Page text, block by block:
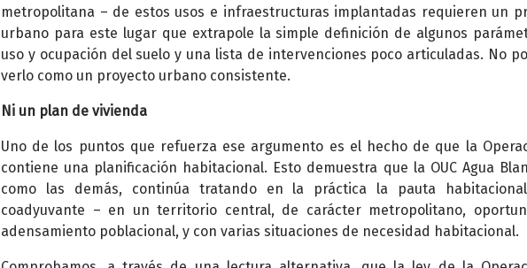
metropolitana – de estos usos e infraestructuras implantadas requieren un
urbano para este lugar que extrapole la simple definición de algunos
uso y ocupación del suelo y una lista de intervenciones poco articuladas. No
verlo como un proyecto urbano consistente.
Ni un plan de vivienda
Uno de los puntos que refuerza ese argumento es el hecho de que la
contiene una planificación habitacional. Esto demuestra que la OUC Agua
como las demás, continúa tratando en la práctica la pauta
coadyuvante – en un territorio central, de carácter metropolitano,
adensamiento poblacional, y con varias situaciones de necesidad habitacional.